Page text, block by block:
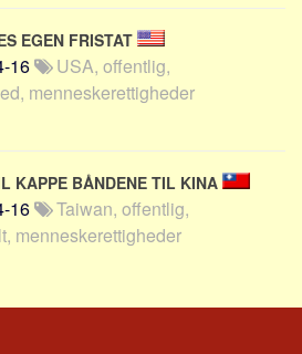
EGEN FRISTAT
16
USA, offentlig,
menneskerettigheder
KAPPE BÅNDENE TIL KINA
16
Taiwan, offentlig,
menneskerettigheder